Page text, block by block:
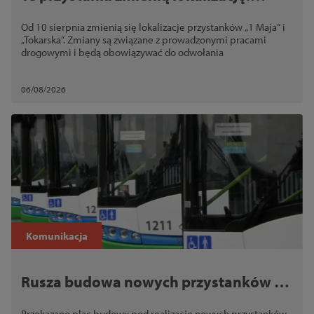
autobusy
Od 10 sierpnia zmienią się lokalizacje przystanków „1 Maja” i
„Tokarska”. Zmiany są związane z prowadzonymi pracami
drogowymi i będą obowiązywać do odwołania
06/08/2026
Komunikacja
Rusza budowa nowych przystanków na